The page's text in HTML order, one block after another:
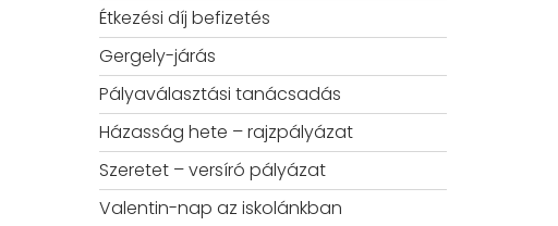
Étkezési díj befizetés
Gergely-járás
Pályaválasztási tanácsadás
Házasság hete – rajzpályázat
Szeretet – versíró pályázat
Valentin-nap az iskolánkban